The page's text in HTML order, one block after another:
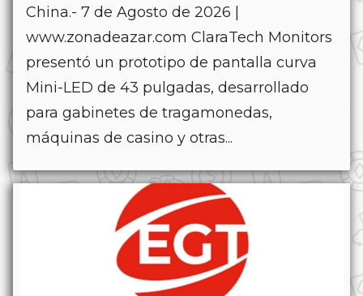
China.- 7 de Agosto de 2026 |
www.zonadeazar.com ClaraTech Monitors
presentó un prototipo de pantalla curva
Mini-LED de 43 pulgadas, desarrollado
para gabinetes de tragamonedas,
máquinas de casino y otras...